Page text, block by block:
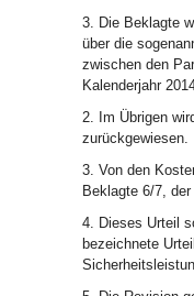
3. Die Beklagte
über die
zwischen den
Kalenderjahr
2. Im Übrigen
zurückgewiesen.
3. Von den
Beklagte 6/7,
4. Dieses Urteil
bezeichnete